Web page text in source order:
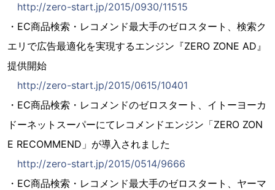
http://zero-start.jp/2015/0930/11515
・EC商品検索・レコメンド最大手のゼロスタート、検索ク
エリで広告最適化を実現するエンジン『ZERO ZONE AD』
提供開始
http://zero-start.jp/2015/0615/10401
・EC商品検索・レコメンドのゼロスタート、イトーヨーカ
ドーネットスーパーにてレコメンドエンジン「ZERO ZON
E RECOMMEND」が導入されました
http://zero-start.jp/2015/0514/9666
・EC商品検索・レコメンド最大手のゼロスタート、ヤーマ